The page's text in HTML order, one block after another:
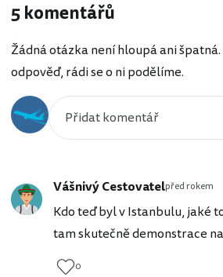
5 komentářů
Žádná otázka není hloupá ani
odpověď, rádi se o ni podělíme.
Vášnivý Cestovatelpřed rokem
Kdo teď byl v Istanbulu, jaké
tam skutečně demonstrace
0